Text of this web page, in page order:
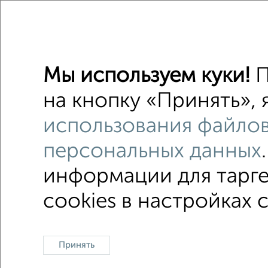
С
Можно
с
Однокомнатные Двухкомнатные
Контакты
Мы используем куки!
на кнопку «Принять»,
использования
персональных данных
информации для
cookies в настройках
Принять